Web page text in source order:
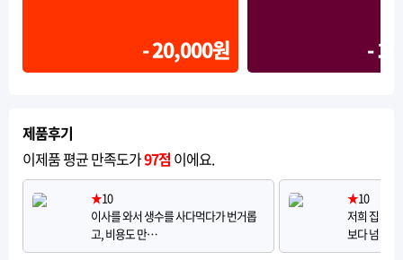
- 20,000원 -
제품후기
이제품 평균 만족도가97점 이에요.
★10
이사를 와서 생수를 사다먹다가 번거롭
고, 비용도 만…
★10
저희 집 인
보다 넘 슬